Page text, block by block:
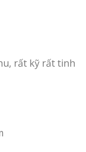
rất kỹ rất tinh